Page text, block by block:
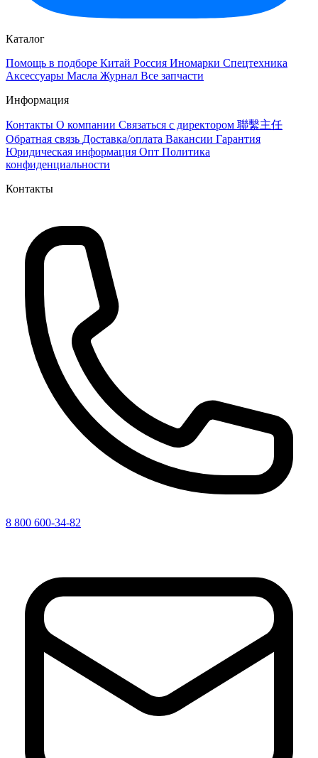
Каталог
Помощь в подборе Китай Россия Иномарки Спецтехника
Аксессуары Масла Журнал Все запчасти
Информация
Контакты О компании Связаться с директором 聯繫主任
Обратная связь Доставка/оплата Вакансии Гарантия
Юридическая информация Опт Политика
конфиденциальности
Контакты
8 800 600-34-82